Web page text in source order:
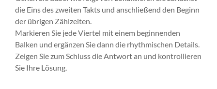
die Eins des zweiten Takts und anschließend den Beginn
der übrigen Zählzeiten.
Markieren Sie jede Viertel mit einem beginnenden
Balken und ergänzen Sie dann die rhythmischen Details.
Zeigen Sie zum Schluss die Antwort an und kontrollieren
Sie Ihre Lösung.